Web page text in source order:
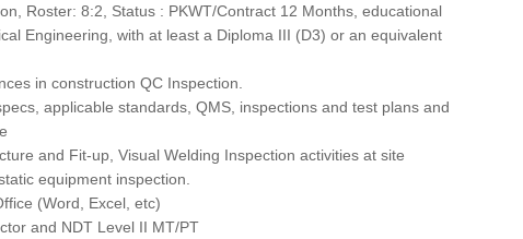
Roster: 8:2, Status : PKWT/Contract 12 Months, educational
Engineering, with at least a Diploma III (D3) or an equivalent
in construction QC Inspection.
applicable standards, QMS, inspections and test plans and
and Fit-up, Visual Welding Inspection activities at site
equipment inspection.
(Word, Excel, etc)
and NDT Level II MT/PT